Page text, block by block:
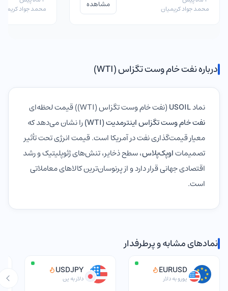
محمد جواد کریمیان
مشاهده
محمد جواد کریمیان
درباره نفت خام وست تگزاس (WTI)
نمادUSOIL(نفت خام وست تگزاس (WTI)) قیمت لحظه‌ای
نفت خام وست تگزاس اینترمدیت (WTI)
را نشان می‌دهد که
معیار قیمت‌گذاری نفت در آمریکا است. قیمت انرژی تحت تأثیر
تصمیماتاوپک‌پلاس، سطح ذخایر، تنش‌های ژئوپلیتیک و رشد
اقتصادی جهانی قرار دارد و از پرنوسان‌ترین کالاهای معاملاتی
است.
نمادهای مشابه و پرطرفدار
EURUSD
یورو به دلار
USDJPY
دلار به ین